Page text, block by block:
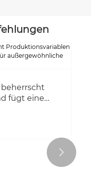
fügt eine
hinzu.
